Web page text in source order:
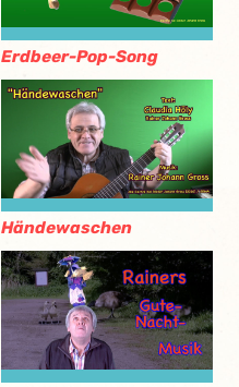
Erdbeer-Pop-Song
Händewaschen